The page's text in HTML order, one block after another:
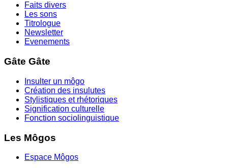
Faits divers
Les sons
Titrologue
Newsletter
Evenements
Gâte Gâte
Insulter un môgo
Création des insulutes
Stylistiques et rhétoriques
Signification culturelle
Fonction sociolinguistique
Les Môgos
Espace Môgos